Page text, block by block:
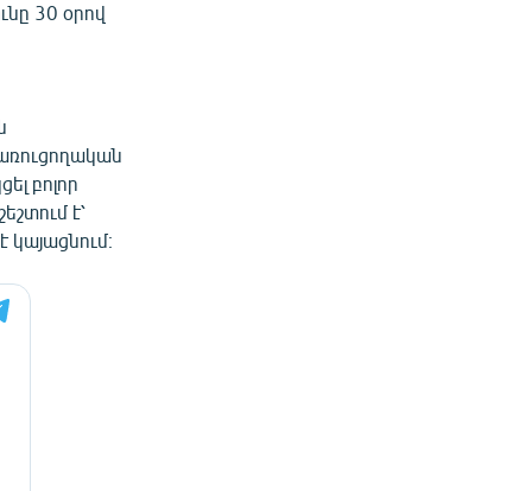
30 օրով
բոլոր
է՝